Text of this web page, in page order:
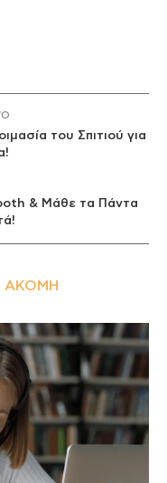
του Σπιτιού για
& Μάθε τα Πάντα
ΑΚΌΜΗ